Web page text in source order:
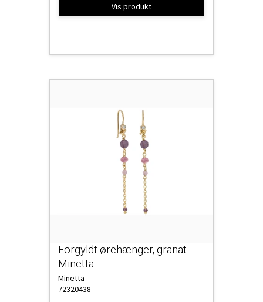
Vis produkt
Forgyldt ørehænger, granat -
Minetta
Minetta
72320438